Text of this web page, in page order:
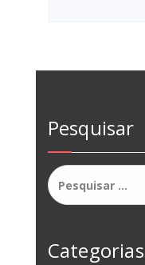
Pesquisar
Pesquisar
por:
Categorias